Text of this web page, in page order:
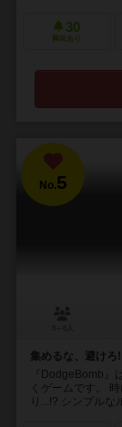
30
興味あり
No.5
集めるな、避けろ
『DodgeBomb』
くゲームです。
り...!? シンプルな